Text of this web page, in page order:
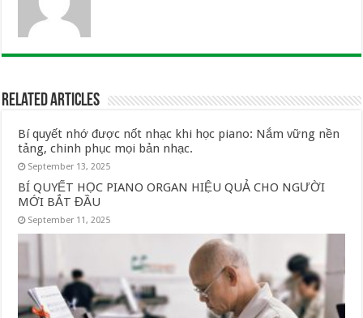
Related Articles
Bí quyết nhớ được nốt nhạc khi học piano: Nắm vững nền
tảng, chinh phục mọi bản nhạc.
September 13, 2025
BÍ QUYẾT HỌC PIANO ORGAN HIỆU QUẢ CHO NGƯỜI
MỚI BẮT ĐẦU
September 11, 2025